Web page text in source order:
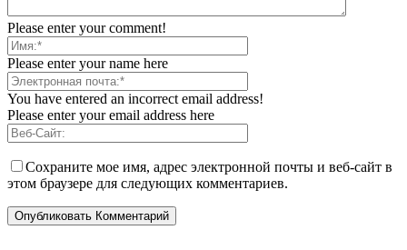
Please enter your comment!
Please enter your name here
You have entered an incorrect email address!
Please enter your email address here
Сохраните мое имя, адрес электронной почты и веб-сайт в
этом браузере для следующих комментариев.